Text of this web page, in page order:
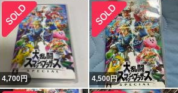
4,700円 4,500円